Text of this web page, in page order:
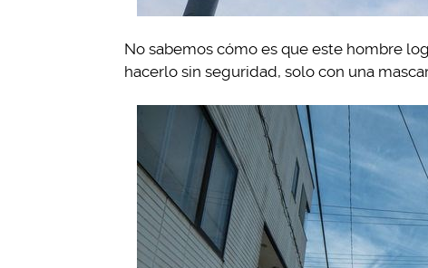
No sabemos cómo es que este hombre
hacerlo sin seguridad, solo con una